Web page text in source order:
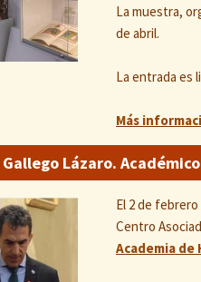
La muestra,
de abril.
La entrada es
Más
Lázaro.
El 2 de
Centro
Academia de